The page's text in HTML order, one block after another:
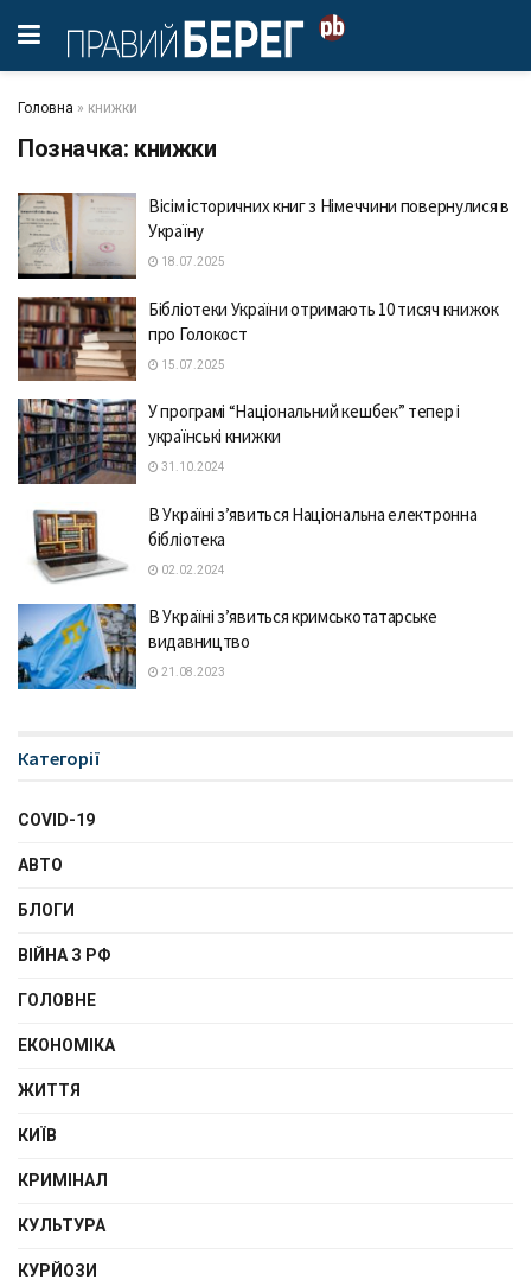
Головна » книжки
Позначка: книжки
Вісім історичних книг з Німеччини повернулися в
Україну
18.07.2025
Бібліотеки України отримають 10 тисяч книжок
про Голокост
15.07.2025
У програмі “Національний кешбек” тепер і
українські книжки
31.10.2024
В Україні з’явиться Національна електронна
бібліотека
02.02.2024
В Укрaїні зʼявиться кримськотaтaрське
видaвництво
21.08.2023
Категорії
COVID-19
АВТО
БЛОГИ
ВІЙНА З РФ
ГОЛОВНЕ
ЕКОНОМІКА
ЖИТТЯ
КИЇВ
КРИМІНАЛ
КУЛЬТУРА
КУРЙОЗИ